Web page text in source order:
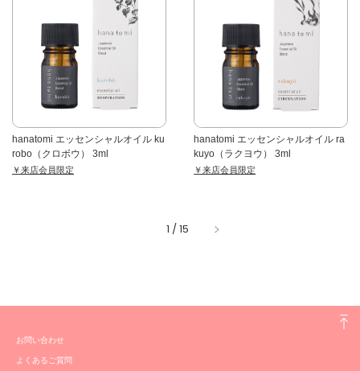
hanatomi エッセンシャルオイル ku
robo（クロボウ） 3ml
￥来店会員限定
hanatomi エッセンシャルオイル ra
kuyo（ラクヨウ） 3ml
￥来店会員限定
1 /15
お問い合わせ
よくあるご質問